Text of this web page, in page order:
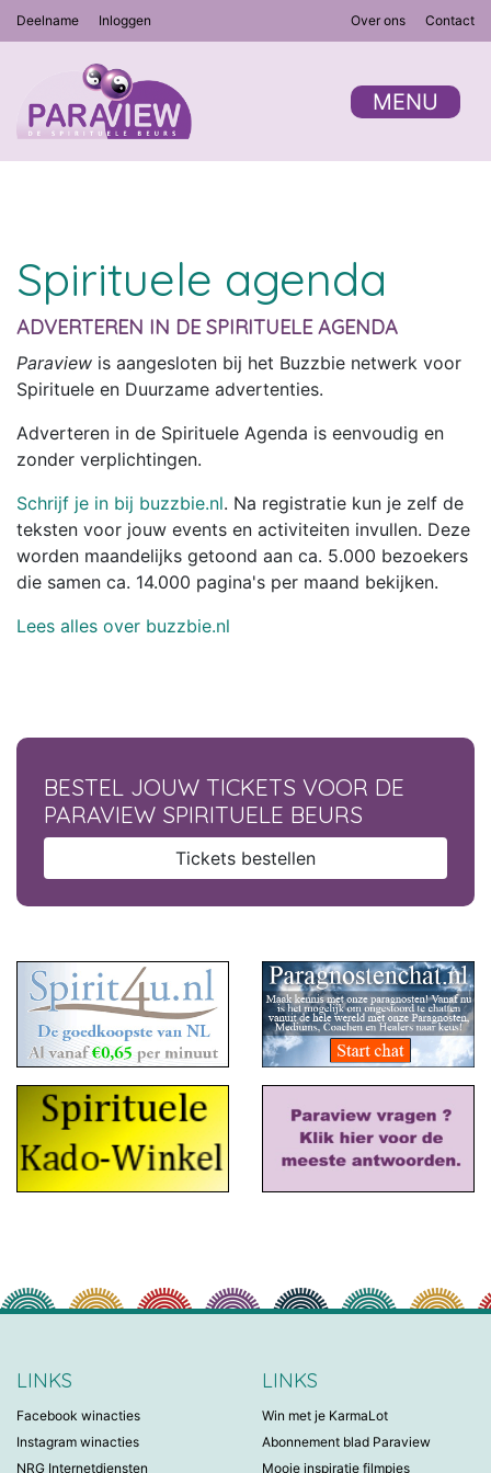
Deelname Inloggen Over ons Contact
MENU
Spirituele agenda
ADVERTEREN IN DE SPIRITUELE AGENDA
Paraview is aangesloten bij het Buzzbie netwerk voor
Spirituele en Duurzame advertenties.
Adverteren in de Spirituele Agenda is eenvoudig en
zonder verplichtingen.
Schrijf je in bij buzzbie.nl. Na registratie kun je zelf de
teksten voor jouw events en activiteiten invullen. Deze
worden maandelijks getoond aan ca. 5.000 bezoekers
die samen ca. 14.000 pagina's per maand bekijken.
Lees alles over buzzbie.nl
BESTEL JOUW TICKETS VOOR DE
PARAVIEW SPIRITUELE BEURS
Tickets bestellen
LINKS
Facebook winacties
Instagram winacties
NRG Internetdiensten
LINKS
Win met je KarmaLot
Abonnement blad Paraview
Mooie inspiratie filmpjes